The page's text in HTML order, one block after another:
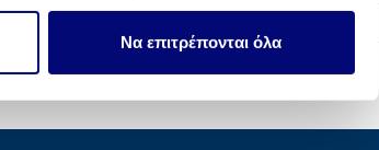
Να επιτρέπονται όλα